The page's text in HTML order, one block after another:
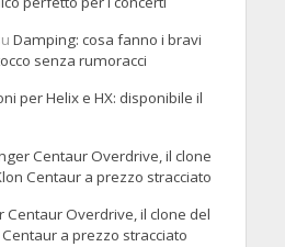
Damping: cosa fanno i bravi
senza rumoracci
per Helix e HX: disponibile il
Centaur Overdrive, il clone
Centaur a prezzo stracciato
Centaur Overdrive, il clone del
a prezzo stracciato